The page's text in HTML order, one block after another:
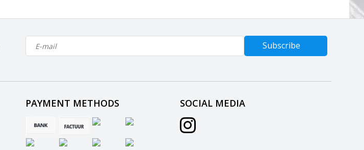
Subscribe
PAYMENT METHODS SOCIAL MEDIA